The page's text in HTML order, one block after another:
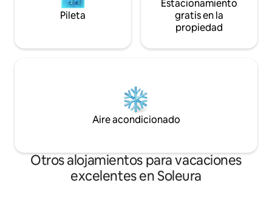
Pileta
Estacionamiento
gratis en la
propiedad
Aire acondicionado
Otros alojamientos para vacaciones
excelentes en Soleura